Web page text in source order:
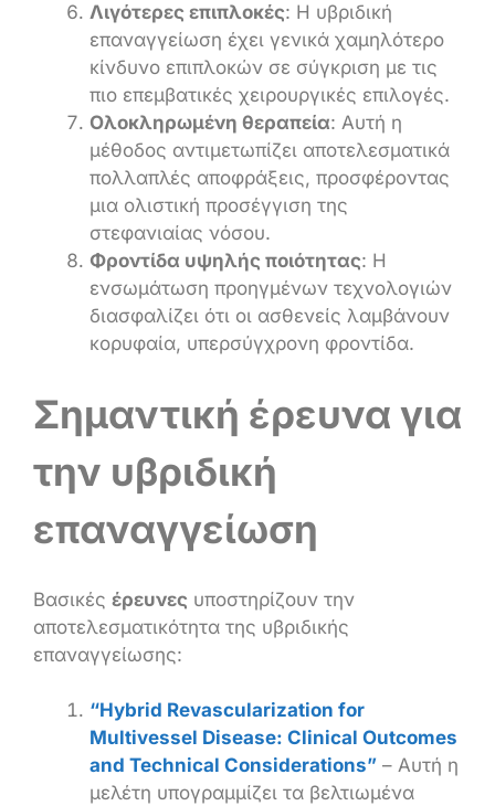
Λιγότερες επιπλοκές: Η υβριδική
επαναγγείωση έχει γενικά χαμηλότερο
κίνδυνο επιπλοκών σε σύγκριση με τις
πιο επεμβατικές χειρουργικές επιλογές.
Ολοκληρωμένη θεραπεία: Αυτή η
μέθοδος αντιμετωπίζει αποτελεσματικά
πολλαπλές αποφράξεις, προσφέροντας
μια ολιστική προσέγγιση της
στεφανιαίας νόσου.
Φροντίδα υψηλής ποιότητας: Η
ενσωμάτωση προηγμένων τεχνολογιών
διασφαλίζει ότι οι ασθενείς λαμβάνουν
κορυφαία, υπερσύγχρονη φροντίδα.
Σημαντική έρευνα για
την υβριδική
επαναγγείωση
Βασικές έρευνες υποστηρίζουν την
αποτελεσματικότητα της υβριδικής
επαναγγείωσης:
“Hybrid Revascularization for
Multivessel Disease: Clinical Outcomes
and Technical Considerations” – Αυτή η
μελέτη υπογραμμίζει τα βελτιωμένα